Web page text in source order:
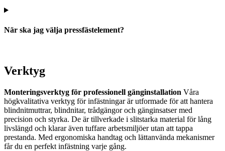
När ska jag välja pressfästelement?
Verktyg
Monteringsverktyg för professionell gänginstallation Våra
högkvalitativa verktyg för infästningar är utformade för att hantera
blindnitmuttrar, blindnitar, trådgängor och gänginsatser med
precision och styrka. De är tillverkade i slitstarka material för lång
livslängd och klarar även tuffare arbetsmiljöer utan att tappa
prestanda. Med ergonomiska handtag och lättanvända mekanismer
får du en perfekt infästning varje gång.